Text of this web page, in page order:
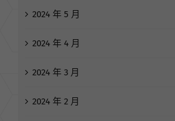
2024 年 5 月
2024 年 4 月
2024 年 3 月
2024 年 2 月